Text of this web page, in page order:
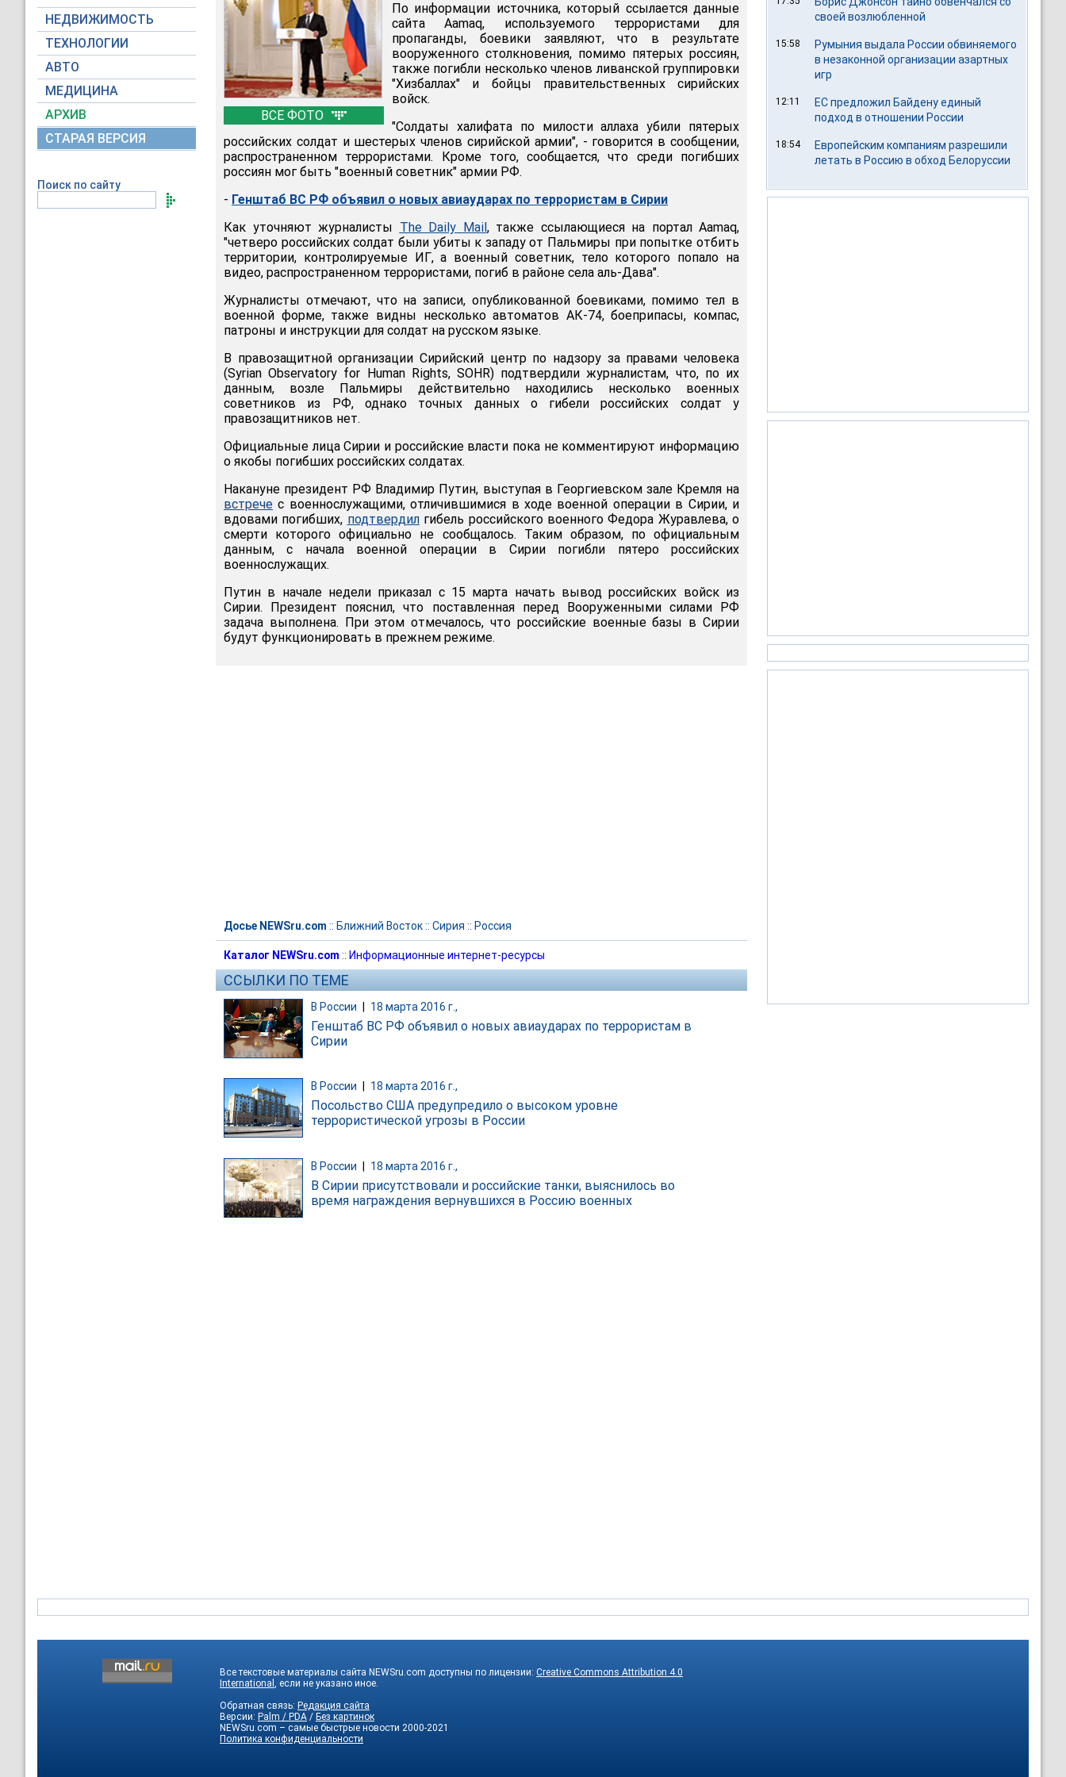
НЕДВИЖИМОСТЬ
ТЕХНОЛОГИИ
АВТО
МЕДИЦИНА
АРХИВ
СТАРАЯ ВЕРСИЯ
Поиск по сайту
ВСЕ ФОТО
По информации источника, который ссылается данные
сайта Aamaq, используемого террористами для
пропаганды, боевики заявляют, что в результате
вооруженного столкновения, помимо пятерых россиян,
также погибли несколько членов ливанской группировки
"Хизбаллах" и бойцы правительственных сирийских
войск.
"Солдаты халифата по милости аллаха убили пятерых
российских солдат и шестерых членов сирийской армии", - говорится в сообщении,
распространенном террористами. Кроме того, сообщается, что среди погибших
россиян мог быть "военный советник" армии РФ.
- Генштаб ВС РФ объявил о новых авиаударах по террористам в Сирии
Как уточняют журналисты The Daily Mail, также ссылающиеся на портал Aamaq,
"четверо российских солдат были убиты к западу от Пальмиры при попытке отбить
территории, контролируемые ИГ, а военный советник, тело которого попало на
видео, распространенном террористами, погиб в районе села аль-Дава".
Журналисты отмечают, что на записи, опубликованной боевиками, помимо тел в
военной форме, также видны несколько автоматов АК-74, боеприпасы, компас,
патроны и инструкции для солдат на русском языке.
В правозащитной организации Сирийский центр по надзору за правами человека
(Syrian Observatory for Human Rights, SOHR) подтвердили журналистам, что, по их
данным, возле Пальмиры действительно находились несколько военных
советников из РФ, однако точных данных о гибели российских солдат у
правозащитников нет.
Официальные лица Сирии и российские власти пока не комментируют информацию
о якобы погибших российских солдатах.
Накануне президент РФ Владимир Путин, выступая в Георгиевском зале Кремля на
встрече с военнослужащими, отличившимися в ходе военной операции в Сирии, и
вдовами погибших, подтвердилгибель российского военного Федора Журавлева, о
смерти которого официально не сообщалось. Таким образом, по официальным
данным, с начала военной операции в Сирии погибли пятеро российских
военнослужащих.
Путин в начале недели приказал с 15 марта начать вывод российских войск из
Сирии. Президент пояснил, что поставленная перед Вооруженными силами РФ
задача выполнена. При этом отмечалось, что российские военные базы в Сирии
будут функционировать в прежнем режиме.
Досье NEWSru.com :: Ближний Восток:: Сирия :: Россия
Каталог NEWSru.com :: Информационные интернет-ресурсы
ССЫЛКИ ПО ТЕМЕ
В России 18 марта 2016 г.,
Генштаб ВС РФ объявил о новых авиаударах по террористам в
Сирии
В России 18 марта 2016 г.,
Посольство США предупредило о высоком уровне
террористической угрозы в России
В России | 18 марта 2016 г.,
В Сирии присутствовали и российские танки, выяснилось во
время награждения вернувшихся в Россию военных
своей возлюбленной
15:58
Румыния выдала России обвиняемого
в незаконной организации азартных
игр
12:11
ЕС предложил Байдену единый
подход в отношении России
18:54
Европейским компаниям разрешили
летать в Россию в обход Белоруссии
Все текстовые материалы сайта NEWSru.com доступны по лицензии: Creative Commons Attribution 4.0
International
, если не указано иное.
Обратная связь: Редакция сайта
Версии: Palm / PDA / Без картинок
NEWSru.com – самые быстрые новости 2000-2021
Политика конфиденциальности